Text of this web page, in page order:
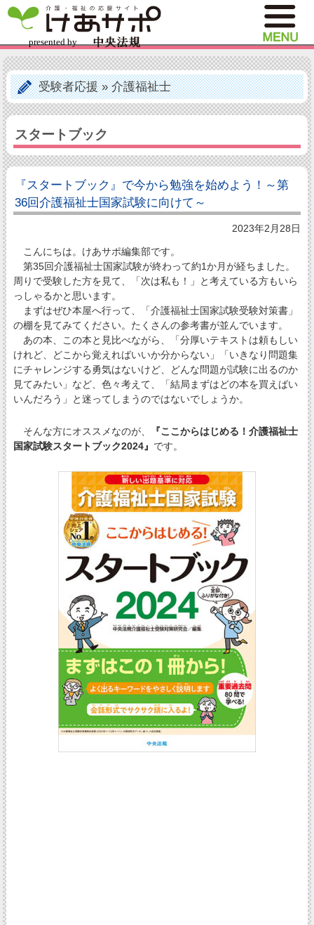
受験者応援»介護福祉士
スタートブック
『スタートブック』で今から勉強を始めよう！～第
36回介護福祉士国家試験に向けて～
2023年2月28日
こんにちは。けあサポ編集部です。
第35回介護福祉士国家試験が終わって約1か月が経ちました。
周りで受験した方を見て、「次は私も！」と考えている方もいら
っしゃるかと思います。
まずはぜひ本屋へ行って、「介護福祉士国家試験受験対策書」
の棚を見てみてください。たくさんの参考書が並んでいます。
あの本、この本と見比べながら、「分厚いテキストは頼もしい
けれど、どこから覚えればいいか分からない」「いきなり問題集
にチャレンジする勇気はないけど、どんな問題が試験に出るのか
見てみたい」など、色々考えて、「結局まずはどの本を買えばい
いんだろう」と迷ってしまうのではないでしょうか。
そんな方にオススメなのが、
『ここからはじめる！介護福祉士
国家試験スタートブック2024』 です。